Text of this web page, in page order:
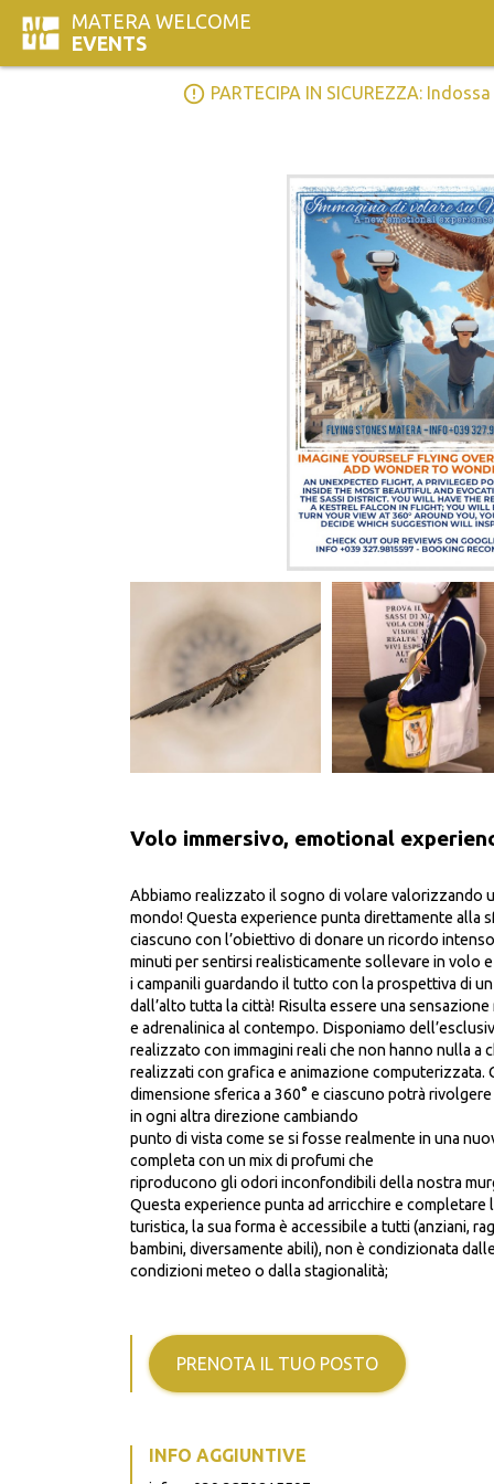
MATERA WELCOME
EVENTS
error_outline PARTECIPA IN SICUREZZA:
Volo immersivo, emotional
Abbiamo realizzato il sogno di volare valorizzando
mondo! Questa experience punta direttamente alla
ciascuno con l’obiettivo di donare un ricordo
minuti per sentirsi realisticamente sollevare in volo
i campanili guardando il tutto con la prospettiva di
dall’alto tutta la città! Risulta essere una
e adrenalinica al contempo. Disponiamo
realizzato con immagini reali che non hanno nulla a
realizzati con grafica e animazione computerizzata.
dimensione sferica a 360° e ciascuno potrà
in ogni altra direzione cambiando
punto di vista come se si fosse realmente in una
completa con un mix di profumi che
riproducono gli odori inconfondibili della nostra
Questa experience punta ad arricchire e completare
turistica, la sua forma è accessibile a tutti (anziani,
bambini, diversamente abili), non è condizionata dalle
condizioni meteo o dalla stagionalità;
PRENOTA IL TUO POSTO
INFO AGGIUNTIVE